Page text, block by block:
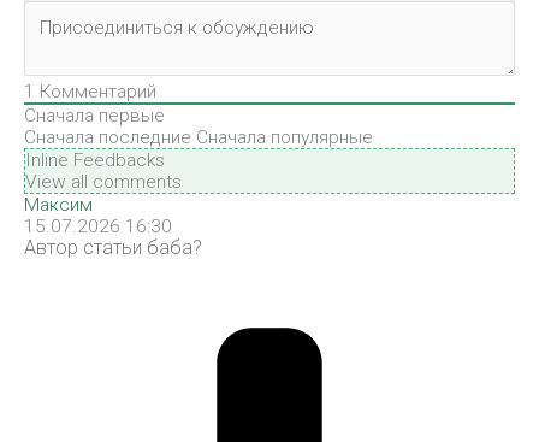
1 Комментарий
Сначала первые
Сначала последние Сначала популярные
Inline Feedbacks
View all comments
Максим
15.07.2026 16:30
Автор статьи баба?